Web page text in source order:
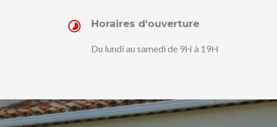
Horaires d'ouverture
Du lundi au samedi de 9H à 19H